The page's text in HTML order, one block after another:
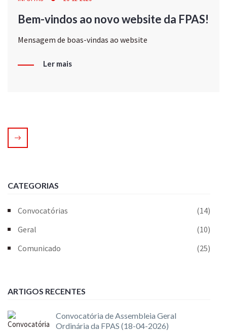
Bem-vindos ao novo website da FPAS!
Mensagem de boas-vindas ao website
Ler mais
CATEGORIAS
Convocatórias
(14)
Geral
(10)
Comunicado
(25)
ARTIGOS RECENTES
Convocatória de Assembleia Geral
Ordinária da FPAS (18-04-2026)